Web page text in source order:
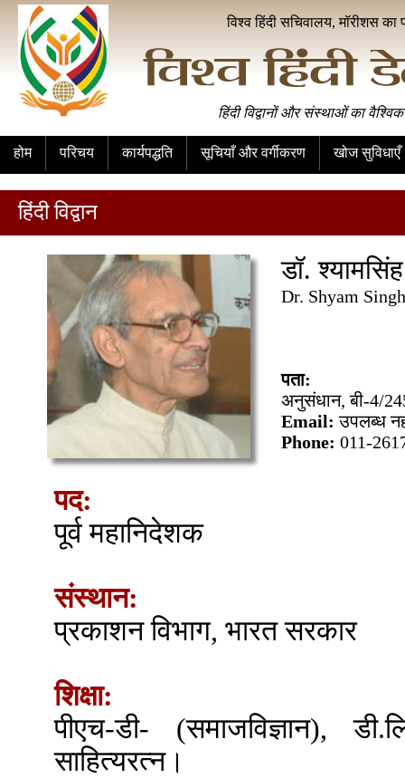
विश्व हिंदी सचिवालय, मॉरीशस का
हिंदी विद्वानों और संस्थाओं का
होम परिचय कार्यपद्धति सूचियाँ और वर्गीकरण खोज सुविधाएँ
हिंदी विद्वान
डॉ.
Dr. Shyam
पता:
अनुसंधान, बी-4/
Email:उपलब्ध
Phone: 011-
पद:
पूर्व महानिदेशक
संस्थान:
प्रकाशन विभाग, भारत सरकार
शिक्षा:
पीएच-डी- (समाजविज्ञान),
साहित्यरत्न।